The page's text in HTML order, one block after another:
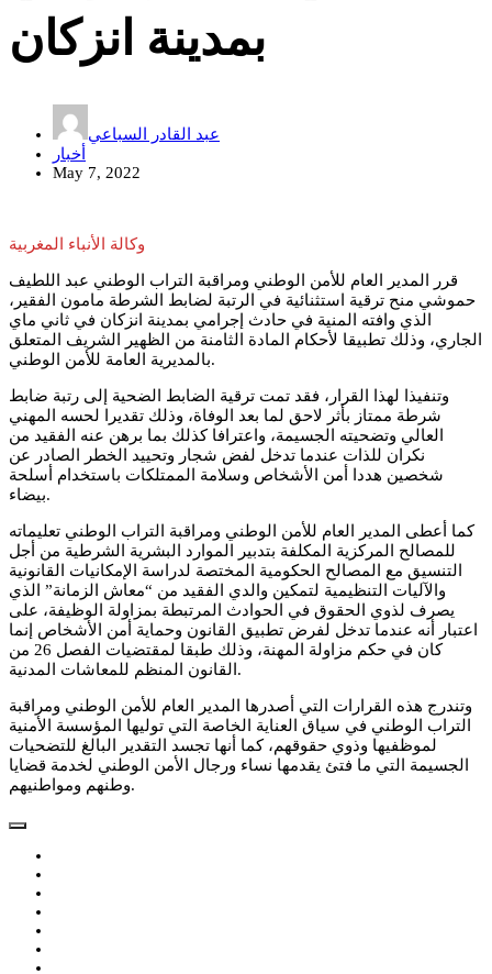
بمدينة انزكان
عبد القادر السباعي
أخبار
May 7, 2022
وكالة الأنباء المغربية
قرر المدير العام للأمن الوطني ومراقبة التراب الوطني عبد اللطيف
حموشي منح ترقية استثنائية في الرتبة لضابط الشرطة مامون الفقير،
الذي وافته المنية في حادث إجرامي بمدينة انزكان في ثاني ماي
الجاري، وذلك تطبيقا لأحكام المادة الثامنة من الظهير الشريف المتعلق
بالمديرية العامة للأمن الوطني.
وتنفيذا لهذا القرار، فقد تمت ترقية الضابط الضحية إلى رتبة ضابط
شرطة ممتاز بأثر لاحق لما بعد الوفاة، وذلك تقديرا لحسه المهني
العالي وتضحيته الجسيمة، واعترافا كذلك بما برهن عنه الفقيد من
نكران للذات عندما تدخل لفض شجار وتحييد الخطر الصادر عن
شخصين هددا أمن الأشخاص وسلامة الممتلكات باستخدام أسلحة
بيضاء.
كما أعطى المدير العام للأمن الوطني ومراقبة التراب الوطني تعليماته
للمصالح المركزية المكلفة بتدبير الموارد البشرية الشرطية من أجل
التنسيق مع المصالح الحكومية المختصة لدراسة الإمكانيات القانونية
والآليات التنظيمية لتمكين والدي الفقيد من “معاش الزمانة” الذي
يصرف لذوي الحقوق في الحوادث المرتبطة بمزاولة الوظيفة، على
اعتبار أنه عندما تدخل لفرض تطبيق القانون وحماية أمن الأشخاص إنما
كان في حكم مزاولة المهنة، وذلك طبقا لمقتضيات الفصل 26 من
القانون المنظم للمعاشات المدنية.
وتندرج هذه القرارات التي أصدرها المدير العام للأمن الوطني ومراقبة
التراب الوطني في سياق العناية الخاصة التي توليها المؤسسة الأمنية
لموظفيها وذوي حقوقهم، كما أنها تجسد التقدير البالغ للتضحيات
الجسيمة التي ما فتئ يقدمها نساء ورجال الأمن الوطني لخدمة قضايا
وطنهم ومواطنيهم.